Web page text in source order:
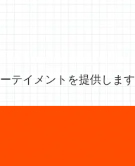
テイメントを提供します